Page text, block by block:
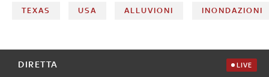
TEXAS USA ALLUVIONI INONDAZIONI
DIRETTA LIVE